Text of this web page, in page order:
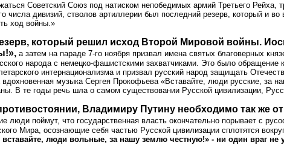
Советский Союз под натиском непобедимых армий Третьего Рейха,
числа дивизий, стволов артиллерии был последний резерв, который и
ход войны.»
который решил исход Второй Мировой войны.
а затем на параде 7-го ноября призвал имена святых благоверных
народа с немецко-фашистскими захватчиками. Это было обращение
интернационализма и призвал русский народ защищать
музыка Сергея Прокофьева «Вставайте, люди русские,
В те годы речь шла о самом существовании Русской цивилизации,
Владимиру Путину необходимо так же
люди поймут, что государственная власть окончательно порывает с
Мира, осознающие себя частью Русской цивилизации сплотятся
люди вольные, за нашу землю честную!» - ни один враг не